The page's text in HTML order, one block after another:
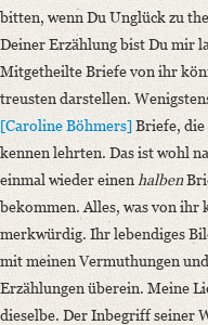
Language
German
bitten, wenn Du Unglück zu
Deiner Erzählung bist Du mir
Mitgetheilte Briefe von ihr
treusten darstellen.
[Caroline Böhmers]Briefe, die
kennen lehrten. Das ist wohl
einmal wieder einen halben
bekommen. Alles, was von
merkwürdig. Ihr lebendiges
mit meinen Vermuthungen und
Erzählungen überein. Meine
dieselbe. Der Inbegriff seiner